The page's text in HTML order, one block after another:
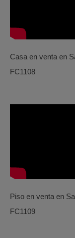
Casa en venta en
FC1108
Piso en venta en
FC1109